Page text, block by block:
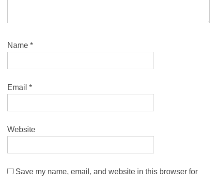
Name *
Email *
Website
Save my name, email, and website in this browser for